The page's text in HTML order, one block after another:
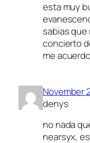
esta muy
sabias que
concierto
me
November
denys
no nada
nearsyx,